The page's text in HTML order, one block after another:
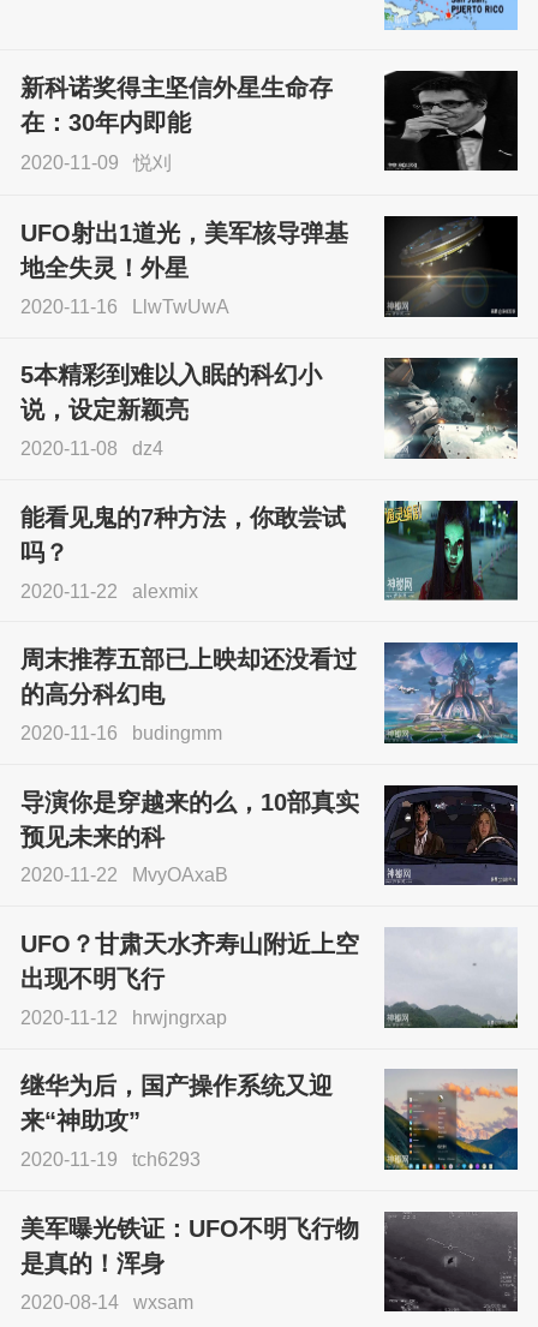
sskfn
新科诺奖得主坚信外星生命存
在：30年内即能
2020-11-09 悦刈
UFO射出1道光，美军核导弹基
地全失灵！外星
2020-11-16 LlwTwUwA
5本精彩到难以入眠的科幻小
说，设定新颖亮
2020-11-08 dz4
能看见鬼的7种方法，你敢尝试
吗？
2020-11-22 alexmix
周末推荐五部已上映却还没看过
的高分科幻电
2020-11-16 budingmm
导演你是穿越来的么，10部真实
预见未来的科
2020-11-22 MvyOAxaB
UFO？甘肃天水齐寿山附近上空
出现不明飞行
2020-11-12 hrwjngrxap
继华为后，国产操作系统又迎
来“神助攻”
2020-11-19 tch6293
美军曝光铁证：UFO不明飞行物
是真的！浑身
2020-08-14 wxsam